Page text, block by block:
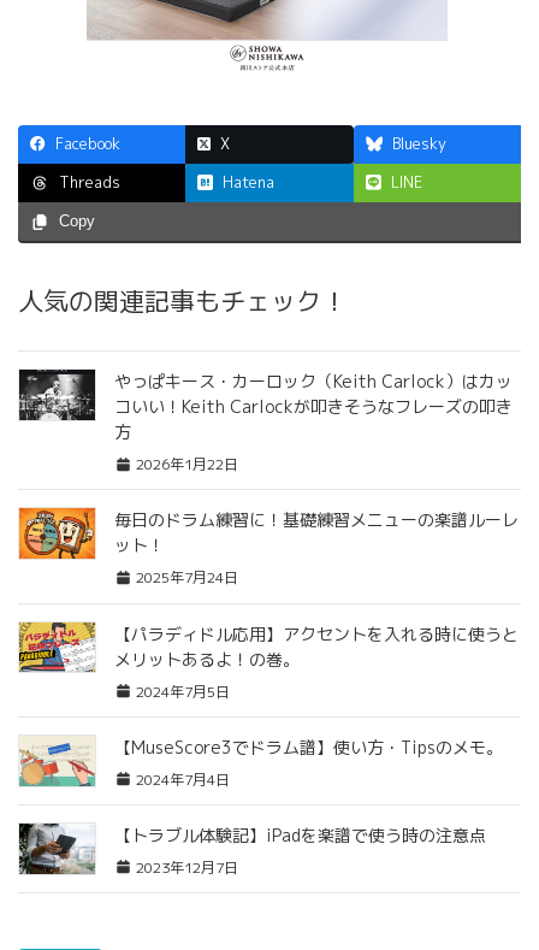
Facebook X
Bluesky
Threads
Hatena LINE
Copy
人気の関連記事もチェック！
やっぱキース・カーロック（Keith Carlock）はカッ
コいい！Keith Carlockが叩きそうなフレーズの叩き
方
2026年1月22日
毎日のドラム練習に！基礎練習メニューの楽譜ルーレ
ット！
2025年7月24日
【パラディドル応用】アクセントを入れる時に使うと
メリットあるよ！の巻。
2024年7月5日
【MuseScore3でドラム譜】使い方・Tipsのメモ。
2024年7月4日
【トラブル体験記】iPadを楽譜で使う時の注意点
2023年12月7日